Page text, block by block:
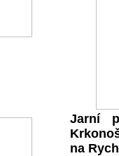
Jarní
na